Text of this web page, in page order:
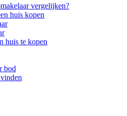
vergelijken?
huis kopen
huis te kopen
bod